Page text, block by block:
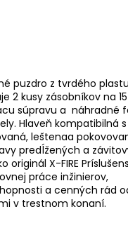
puzdro z tvrdého
2 kusy zásobníkov na
súpravu a náhradné
Hlaveň kompatibilná s
leštenaa
predĺžených a
originál X-FIRE
práce inžinierov,
a cenných rád
v trestnom konaní.